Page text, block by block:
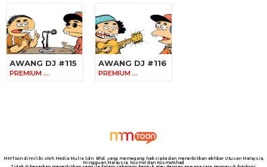
AWANG DJ #115
PREMIUM …
AWANG DJ #116
PREMIUM …
MMToon dimiliki oleh Media Mulia Sdn. Bhd. yang memegang hak cipta dan menerbitkan akhbar Utusan Malaysia,
Mingguan Malaysia, Kosmo! dan Kosmo!Ahad